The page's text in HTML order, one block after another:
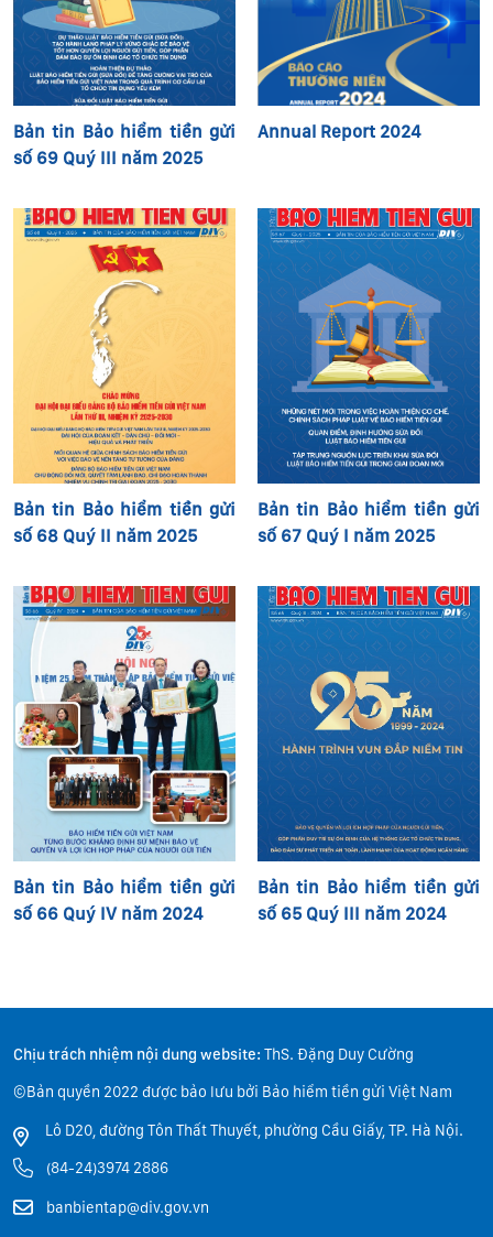
Bản tin Bảo hiểm tiền gửi
số 69 Quý III năm 2025
Annual Report 2024
Bản tin Bảo hiểm tiền gửi
số 68 Quý II năm 2025
Bản tin Bảo hiểm tiền gửi
số 67 Quý I năm 2025
Bản tin Bảo hiểm tiền gửi
số 66 Quý IV năm 2024
Bản tin Bảo hiểm tiền gửi
số 65 Quý III năm 2024
Chịu trách nhiệm nội dung website: ThS. Đặng Duy Cường
©Bản quyền 2022 được bảo lưu bởi Bảo hiểm tiền gửi Việt Nam
Lô D20, đường Tôn Thất Thuyết, phường Cầu Giấy, TP. Hà Nội.
(84-24)3974 2886
banbientap@div.gov.vn